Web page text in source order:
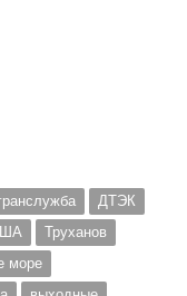
ДТЭК
Труханов
море